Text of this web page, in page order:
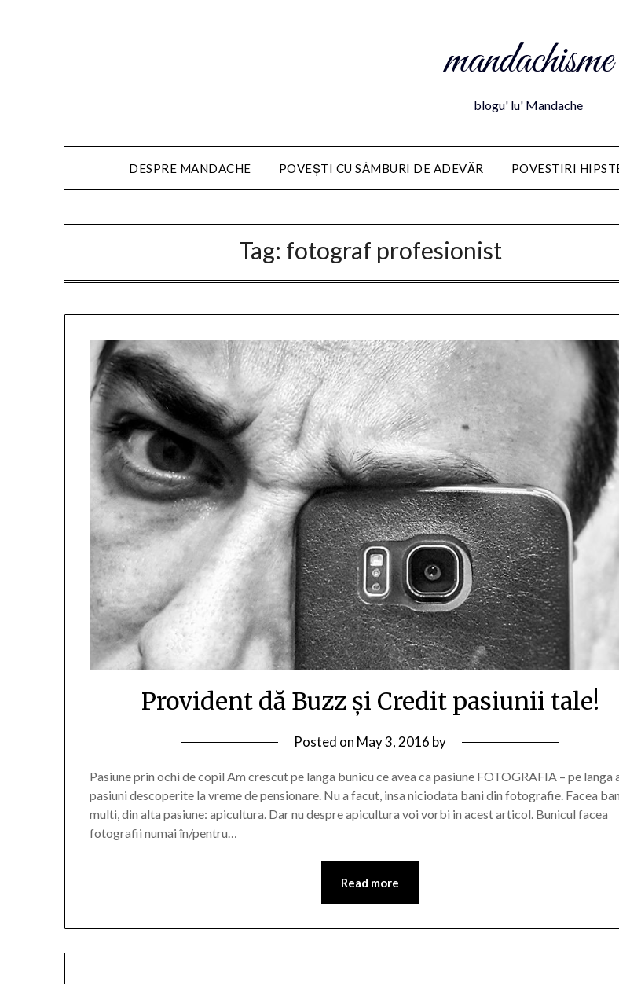
mandachisme
blogu' lu' Mandache
DESPRE MANDACHE POVEȘTI CU SÂMBURI DE ADEVĂR POVESTIRI
Tag: fotograf profesionist
Provident dă Buzz și Credit pasiunii tale!
Posted on May 3, 2016 by
Pasiune prin ochi de copil Am crescut pe langa bunicu ce avea ca pasiune FOTOGRAFIA – pe langa
pasiuni descoperite la vreme de pensionare. Nu a facut, insa niciodata bani din fotografie. Facea
multi, din alta pasiune: apicultura. Dar nu despre apicultura voi vorbi in acest articol. Bunicul facea
fotografii numai în/pentru…
Read more